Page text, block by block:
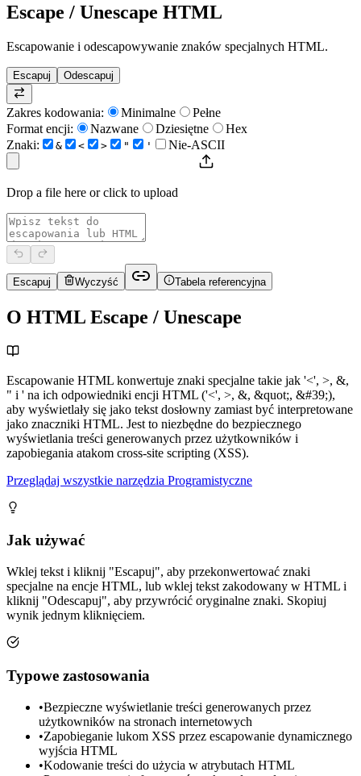
Escape / Unescape HTML
Escapowanie i odescapowywanie znaków specjalnych HTML.
Escapuj Odescapuj
Zakres kodowania: Minimalne
Pełne
Format encji: Nazwane Dziesiętne
Hex
Znaki: & < > " ' Nie-ASCII
Drop a file here or click to upload
Escapuj Wyczyść Tabela referencyjna
O HTML Escape / Unescape
Escapowanie HTML konwertuje znaki specjalne takie jak '<', >, &,
" i ' na ich odpowiedniki encji HTML ('<', >, &, &quot;, &#39;),
aby wyświetlały się jako tekst dosłowny zamiast być interpretowane
jako znaczniki HTML. Jest to niezbędne do bezpiecznego
wyświetlania treści generowanych przez użytkowników i
zapobiegania atakom cross-site scripting (XSS).
Przeglądaj wszystkie narzędzia Programistyczne
Jak używać
Wklej tekst i kliknij "Escapuj", aby przekonwertować znaki
specjalne na encje HTML, lub wklej tekst zakodowany w HTML i
kliknij "Odescapuj", aby przywrócić oryginalne znaki. Skopiuj
wynik jednym kliknięciem.
Typowe zastosowania
•Bezpieczne wyświetlanie treści generowanych przez
użytkowników na stronach internetowych
•Zapobieganie lukom XSS przez escapowanie dynamicznego
wyjścia HTML
•Kodowanie treści do użycia w atrybutach HTML